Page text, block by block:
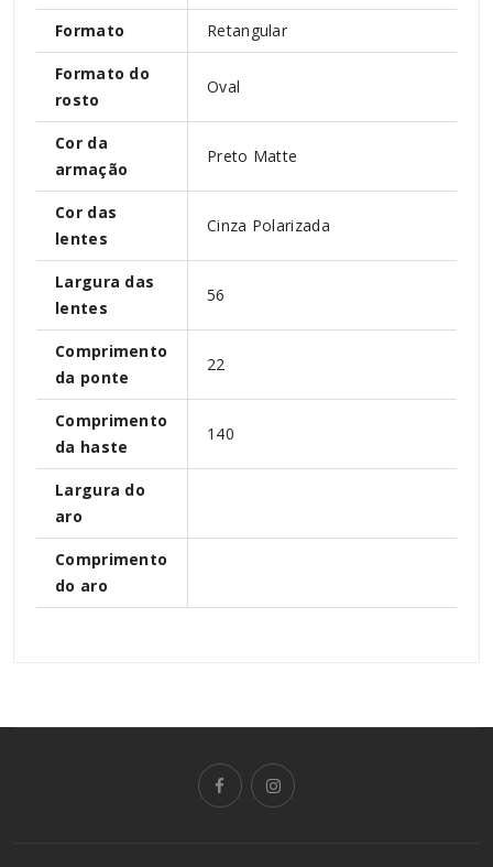
Formato Retangular
Formato do
rosto
Oval
Cor da
armação
Preto Matte
Cor das
lentes
Cinza Polarizada
Largura das
lentes
56
Comprimento
da ponte
22
Comprimento
da haste
140
Largura do
aro
Comprimento
do aro